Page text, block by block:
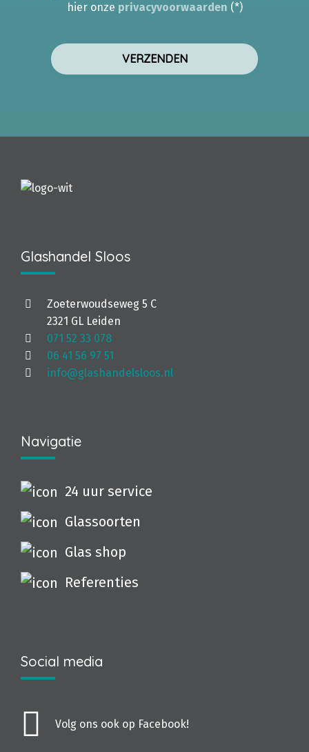
hier onze privacyvoorwaarden (*)
Glashandel Sloos
Zoeterwoudseweg 5 C
2321 GL Leiden
071 52 33 078
06 41 56 97 51
info@glashandelsloos.nl
Navigatie
24 uur service
Glassoorten
Glas shop
Referenties
Social media
Volg ons ook op Facebook!